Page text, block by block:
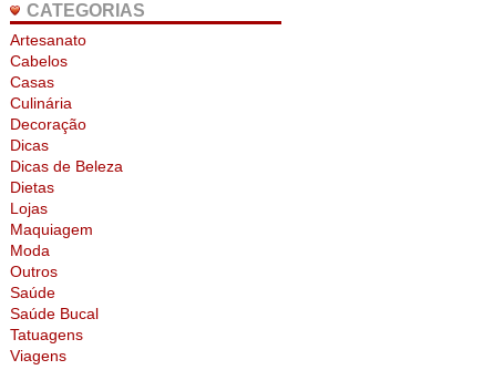
CATEGORIAS
Artesanato
Cabelos
Casas
Culinária
Decoração
Dicas
Dicas de Beleza
Dietas
Lojas
Maquiagem
Moda
Outros
Saúde
Saúde Bucal
Tatuagens
Viagens